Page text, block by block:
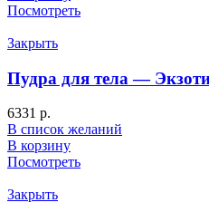
Посмотреть
Закрыть
Пудра для тела —
6331 р.
В список желаний
В корзину
Посмотреть
Закрыть